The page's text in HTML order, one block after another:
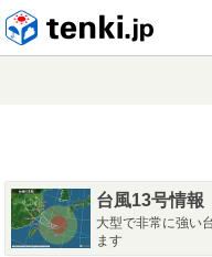
台風13号情報
大型で非常に強い
ます